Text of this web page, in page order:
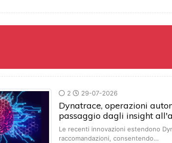
2 29-07-2026
Dynatrace, operazioni
passaggio dagli insight
Le recenti innovazioni estendono
raccomandazioni, consentendo…